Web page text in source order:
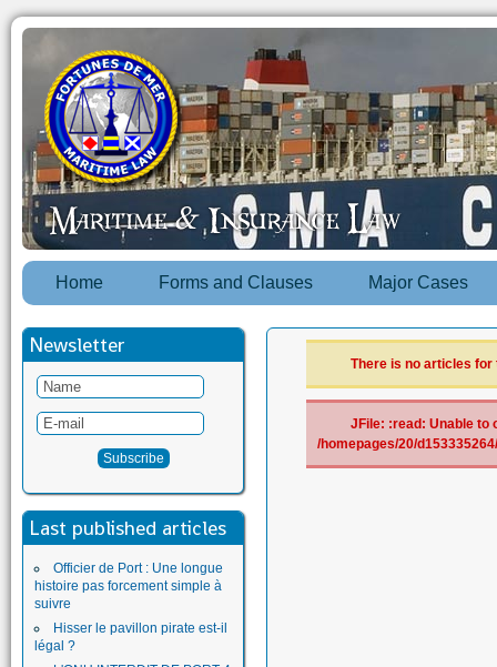
Home Forms and Clauses Major Cases
Newsletter
Last published articles
Officier de Port : Une longue
histoire pas forcement simple à
suivre
Hisser le pavillon pirate est-il
légal ?
There is no articles for
JFile: :read: Unable to
/homepages/20/